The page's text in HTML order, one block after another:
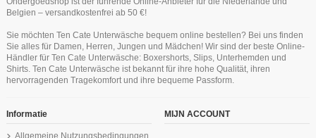
24,99 €
29,99 €
24,99 €
24,99 €
Ten Cate Basic women hipster lace
white
11,99 €15,99 €
Ten Cate Basics men singlet 2 pack
antra melee
37,99 €
24,99 €
Schwartz
29,99 €
Belgien – versandkostenfrei ab 50 €!
Sie möchten Ten Cate Unterwäsche bequem online bestellen? Bei uns finden
Sie alles für Damen, Herren, Jungen und Mädchen! Wir sind der beste Online-
Händler für Ten Cate Unterwäsche: Boxershorts, Slips, Unterhemden und
Shirts. Ten Cate Unterwäsche ist bekannt für ihre hohe Qualität, ihren
hervorragenden Tragekomfort und ihre bequeme Passform.
Informatie MIJN ACCOUNT